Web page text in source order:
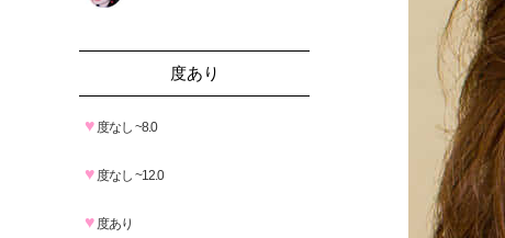
度あり
♥ 度なし ~8.0
♥ 度なし ~12.0
♥ 度あり